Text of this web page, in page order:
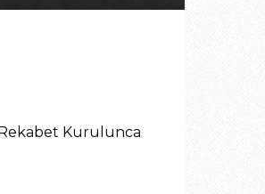
Rekabet Kurulunca